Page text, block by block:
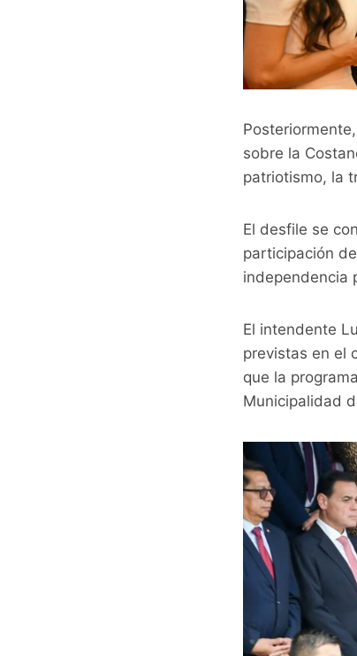
sobre la
patriotismo, la
El desfile se
participación
independencia
El intendente
previstas en el
que la
Municipalidad